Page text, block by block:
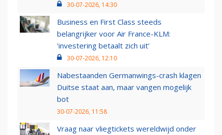
30-07-2026, 14:30
Business en First Class steeds
belangrijker voor Air France-KLM:
‘investering betaalt zich uit’
30-07-2026, 12:10
Nabestaanden Germanwings-crash klagen
Duitse staat aan, maar vangen mogelijk
bot
30-07-2026, 11:58
Vraag naar vliegtickets wereldwijd onder